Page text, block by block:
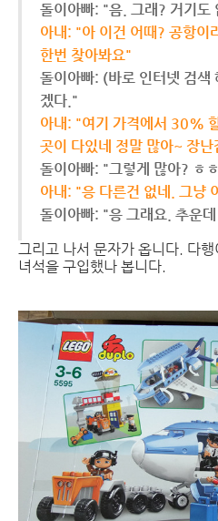
돌이아빠: "음. 그래? 거기도
아내: "아 이건 어때? 공항이
한번 찾아봐요"
돌이아빠: (바로 인터넷 검색
겠다."
아내: "여기 가격에서 30%
곳이 다있네 정말 많아~ 장
돌이아빠: "그렇게 많아? ㅎ
아내: "응 다른건 없네. 그냥
돌이아빠: "응 그래요. 추운
그리고 나서 문자가 옵니다. 다
녀석을 구입했나 봅니다.